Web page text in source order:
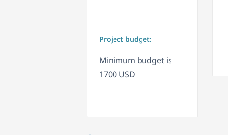
Project budget:
Minimum budget is
1700 USD